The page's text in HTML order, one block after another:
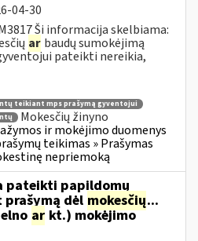
04-30
Ši informacija skelbiama:
ar baudų sumokėjimą
pateikti nereikia,
teikiant mps prašymą gyventojui
Mokesčių žinyno
ir mokėjimo duomenys
teikimas » Prašymas
nepriemoką
pateikti papildomų
dėl mokesčių...
ar kt.) mokėjimo